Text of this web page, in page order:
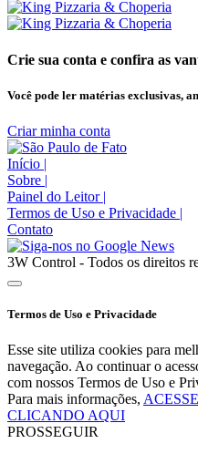
Crie sua conta e confira as
Você pode ler matérias exclusivas,
Criar minha conta
Início |
Sobre |
Painel do Leitor |
Termos de Uso e Privacidade |
Contato
3W Control - Todos os direitos
Termos de Uso e Privacidade
Esse site utiliza cookies para
navegação. Ao continuar o
com nossos Termos de Uso e
Para mais informações,
CLICANDO AQUI
PROSSEGUIR